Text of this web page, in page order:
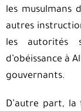
les musulmans
autres
les autorités
d’obéissance à
gouvernants.
D’autre part,